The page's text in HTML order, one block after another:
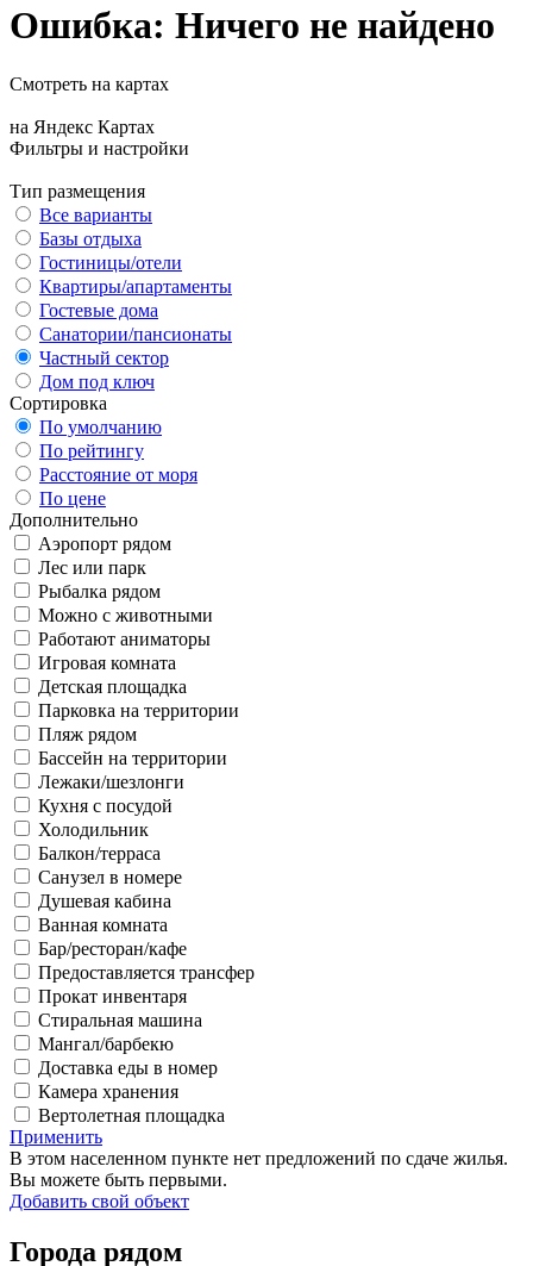
Ошибка: Ничего не найдено
Смотреть на картах
на Яндекс Картах
Фильтры и настройки
Тип размещения
Все варианты
Базы отдыха
Гостиницы/отели
Квартиры/апартаменты
Гостевые дома
Санатории/пансионаты
Частный сектор
Дом под ключ
Сортировка
По умолчанию
По рейтингу
Расстояние от моря
По цене
Дополнительно
Аэропорт рядом
Лес или парк
Рыбалка рядом
Можно с животными
Работают аниматоры
Игровая комната
Детская площадка
Парковка на территории
Пляж рядом
Бассейн на территории
Лежаки/шезлонги
Кухня с посудой
Холодильник
Балкон/терраса
Санузел в номере
Душевая кабина
Ванная комната
Бар/ресторан/кафе
Предоставляется трансфер
Прокат инвентаря
Стиральная машина
Мангал/барбекю
Доставка еды в номер
Камера хранения
Вертолетная площадка
Применить
В этом населенном пункте нет предложений по сдаче жилья.
Вы можете быть первыми.
Добавить свой объект
Города рядом